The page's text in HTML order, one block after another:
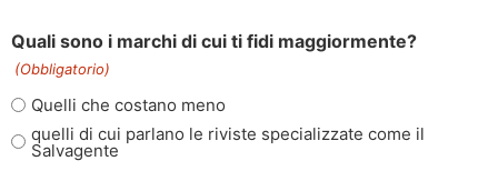
Quali sono i marchi di cui ti fidi maggiormente?
(Obbligatorio)
Quelli che costano meno
quelli di cui parlano le riviste specializzate come il
Salvagente